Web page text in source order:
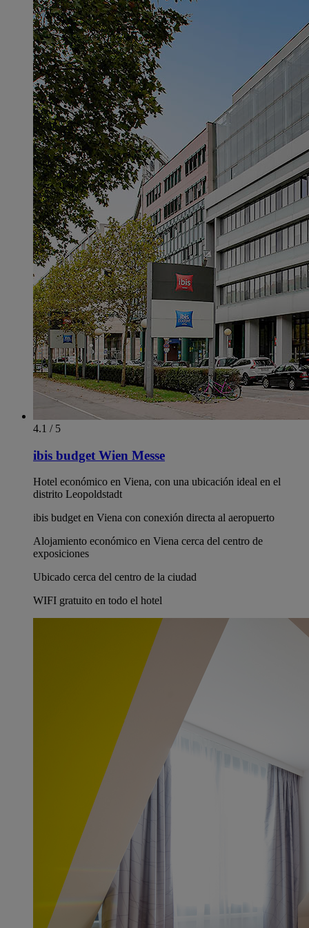
4.1 / 5
ibis budget Wien Messe
Hotel económico en Viena, con una ubicación ideal en el
distrito Leopoldstadt
ibis budget en Viena con conexión directa al aeropuerto
Alojamiento económico en Viena cerca del centro de
exposiciones
Ubicado cerca del centro de la ciudad
WIFI gratuito en todo el hotel